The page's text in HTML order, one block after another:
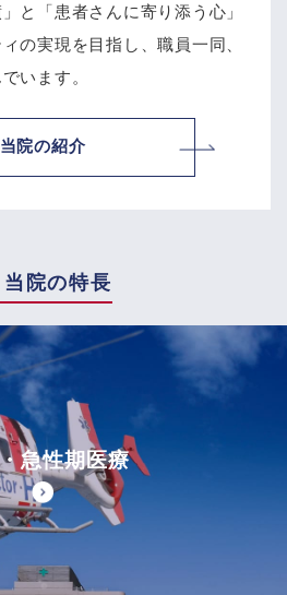
と「患者さんに寄り添う心」
の実現を目指し、職員一同、
います。
当院の紹介
当院の特長
急性期医療